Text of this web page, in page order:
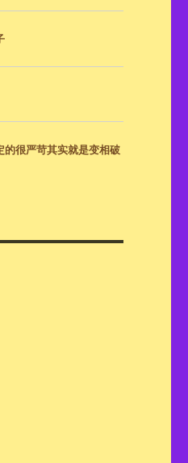
的很严苛其实就是变相破